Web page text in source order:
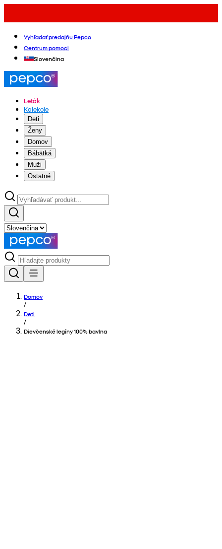
Vyhľadať predajňu Pepco
Centrum pomoci
Slovenčina
Leták
Kolekcie
Deti
Ženy
Domov
Bábätká
Muži
Ostatné
Domov
/
Deti
/
Dievčenské legíny 100% bavlna